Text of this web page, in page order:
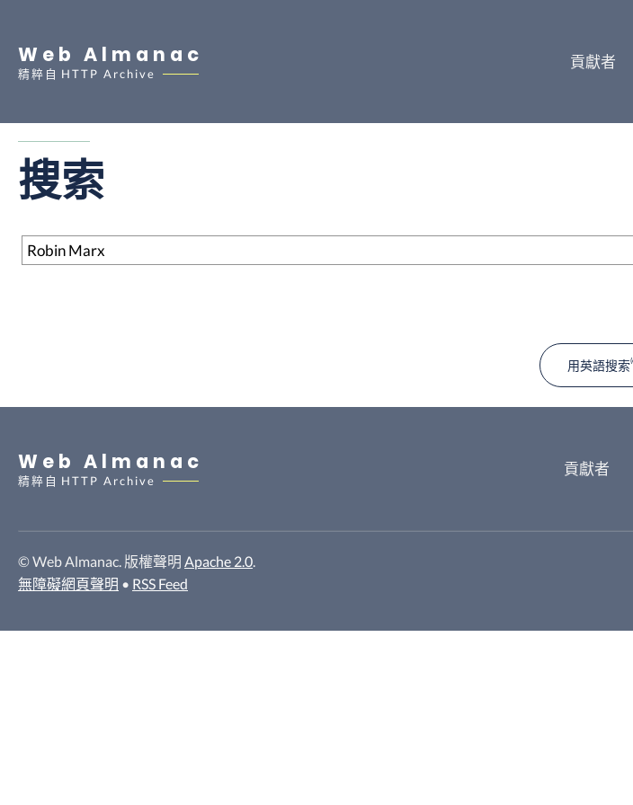
Web Almanac
精粹自 HTTP Archive
貢獻者
搜索
搜索
用英語搜索
Web Almanac
精粹自 HTTP Archive
貢獻者
© Web Almanac. 版權聲明 Apache 2.0.
無障礙網頁聲明 • RSS Feed